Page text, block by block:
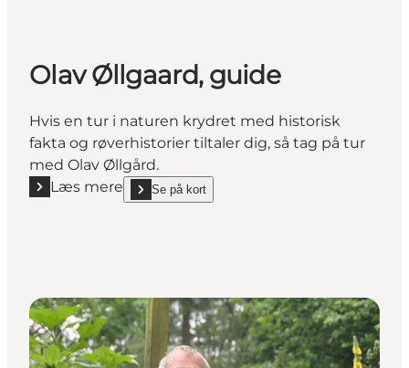
Olav Øllgaard, guide
Hvis en tur i naturen krydret med historisk
fakta og røverhistorier tiltaler dig, så tag på tur
med Olav Øllgård.
Læs mere
Læs mere "Olav Øllgaard, guide"
Se på kort
show Olav Øllgaard, guide on_map